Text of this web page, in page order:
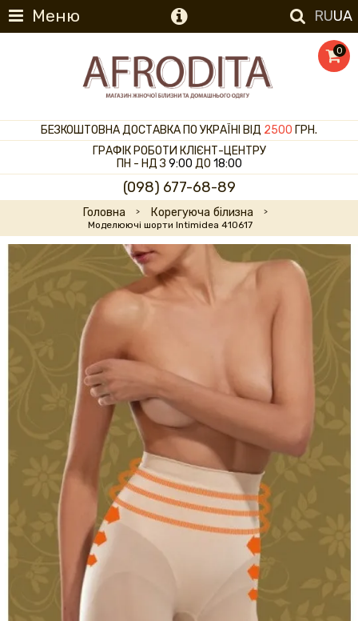
Меню RUUA
0
БЕЗКОШТОВНА ДОСТАВКА ПО УКРАЇНІ ВІД 2500 ГРН.
ГРАФІК РОБОТИ КЛІЄНТ-ЦЕНТРУ
ПН - НД З 9:00 ДО 18:00
(098) 677-68-89
Головна Корегуюча білизна
Моделюючі шорти Intimidea 410617